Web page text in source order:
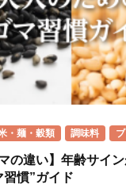
・麺・穀類 調味料
の違い】年齢サイ
習慣”ガイド